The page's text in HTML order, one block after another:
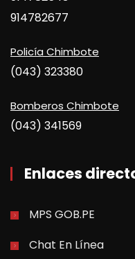
914782677
Policía Chimbote
(043) 323380
Bomberos Chimbote
(043) 341569
Enlaces
MPS GOB.PE
Chat En Línea